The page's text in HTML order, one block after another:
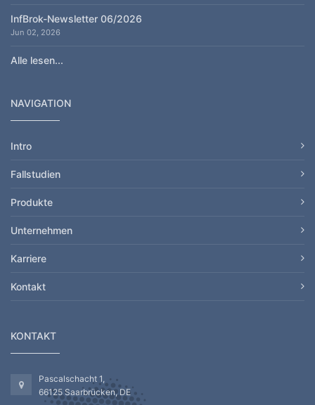
InfBrok-Newsletter 06/2026
Jun 02, 2026
Alle lesen...
NAVIGATION
Intro
Fallstudien
Produkte
Unternehmen
Karriere
Kontakt
KONTAKT
Pascalschacht 1,
66125 Saarbrücken, DE